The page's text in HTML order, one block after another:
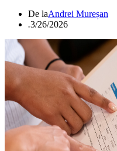
De laAndrei Mureșan
.3/26/2026